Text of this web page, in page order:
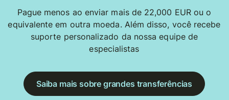
Pague menos ao enviar mais de 22,000 EUR ou o
equivalente em outra moeda. Além disso, você recebe
suporte personalizado da nossa equipe de
especialistas
Saiba mais sobre grandes transferências